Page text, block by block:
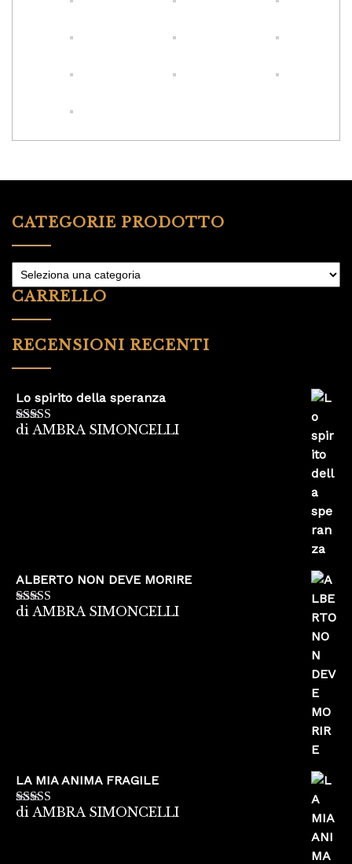
CATEGORIE PRODOTTO
CARRELLO
RECENSIONI RECENTI
Lo spirito della speranza
Valutato5su
di AMBRA SIMONCELLI
ALBERTO NON DEVE MORIRE
Valutato5su
di AMBRA SIMONCELLI
LA MIA ANIMA FRAGILE
Valutato5su
di AMBRA SIMONCELLI